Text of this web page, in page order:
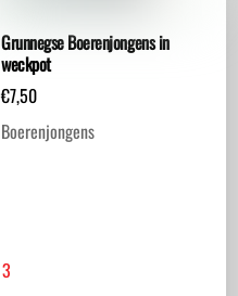
Grunnegse Boerenjongens in
weckpot
€7,50
Boerenjongens
3